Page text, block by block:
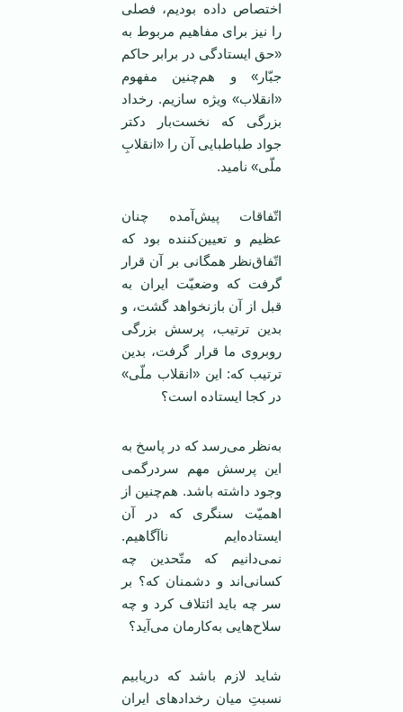
اختصاص داده ‌بودیم، فصلی
را نیز برای مفاهیم مربوط به
«حق ایستادگی در برابر حاکم
جبّار» و هم‌چنین مفهوم
«انقلاب» ویژه سازیم. رخداد
بزرگی که نخست‌بار دکتر
جواد طباطبایی آن را «انقلابِ
ملّی» نامید.
اتّفاقات پیش‌آمده چنان
عظیم و تعیین‌کننده بود که
اتّفاق‌نظر همگانی بر آن قرار
گرفت که وضعیّت ایران به
قبل از آن بازنخواهد گشت، و
بدین ترتیب، پرسش بزرگی
روبروی ما قرار گرفت، بدین
ترتیب که: این «انقلاب ملّی»
در کجا ایستاده است؟
به‌نظر می‌رسد که در پاسخ به
این پرسش مهم سردرگمی
وجود داشته باشد. هم‌چنین از
اهمیّت سنگری که در آن
ایستاده‌ایم ناآگاهیم.
نمی‌دانیم که متّحدین چه
کسانی‌اند و دشمنان که؟ بر
سر چه باید ائتلاف کرد و چه
سلاح‌هایی به‌کارمان می‌آید؟
شاید لازم باشد که دریابیم
نسبتِ میان رخدادهای ایران